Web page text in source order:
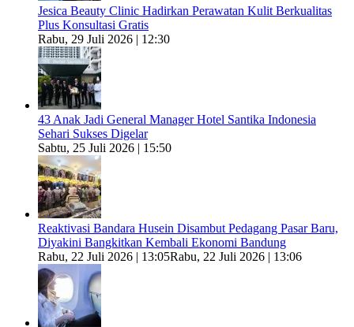
Jesica Beauty Clinic Hadirkan Perawatan Kulit Berkualitas
Plus Konsultasi Gratis
Rabu, 29 Juli 2026 | 12:30
43 Anak Jadi General Manager Hotel Santika Indonesia
Sehari Sukses Digelar
Sabtu, 25 Juli 2026 | 15:50
Reaktivasi Bandara Husein Disambut Pedagang Pasar Baru,
Diyakini Bangkitkan Kembali Ekonomi Bandung
Rabu, 22 Juli 2026 | 13:05Rabu, 22 Juli 2026 | 13:06